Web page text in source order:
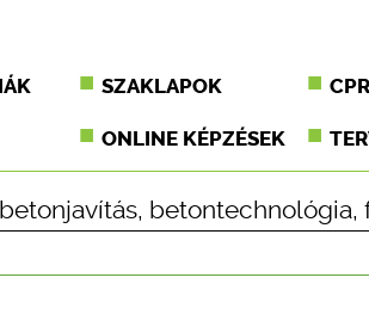
SZAKLAPOK
ONLINE KÉPZÉSEK
betonjavítás, betontechnológia,